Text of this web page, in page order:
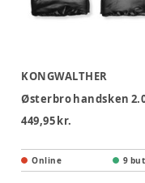
KONGWALTHER
449,95 kr.
Online 9